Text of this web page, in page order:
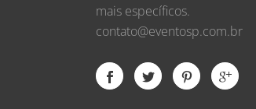
mais específicos.
contato@eventosp.com.br